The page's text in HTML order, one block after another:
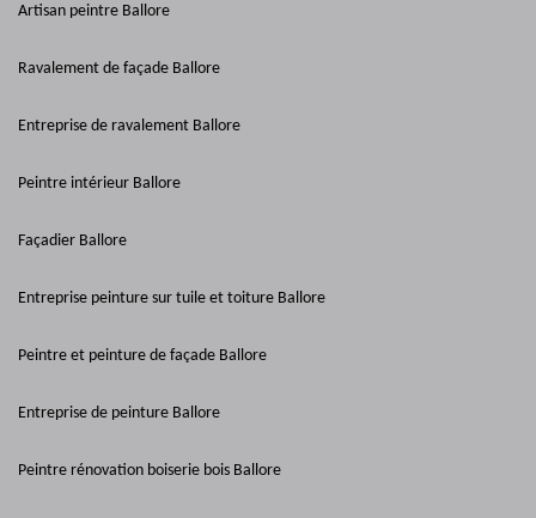
Artisan peintre Ballore
Ravalement de façade Ballore
Entreprise de ravalement Ballore
Peintre intérieur Ballore
Façadier Ballore
Entreprise peinture sur tuile et toiture Ballore
Peintre et peinture de façade Ballore
Entreprise de peinture Ballore
Peintre rénovation boiserie bois Ballore